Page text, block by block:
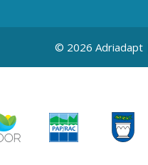
© 2026 Adriadapt